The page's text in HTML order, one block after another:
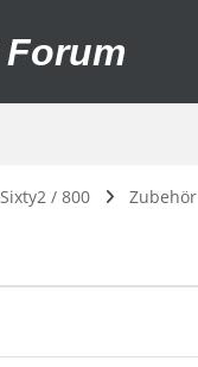
/ 800 Zubehör